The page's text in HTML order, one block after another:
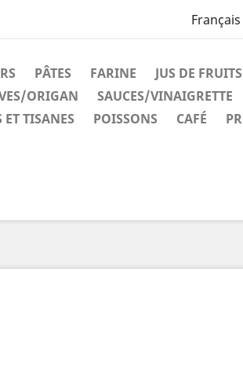
Français
PÂTES FARINE JUS DE FRUITS
ORIGAN SAUCES/VINAIGRETTE
ET TISANES POISSONS CAFÉ